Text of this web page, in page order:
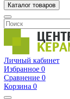
Каталог товаров
Личный кабинет
Избранное 0
Сравнение 0
Корзина 0